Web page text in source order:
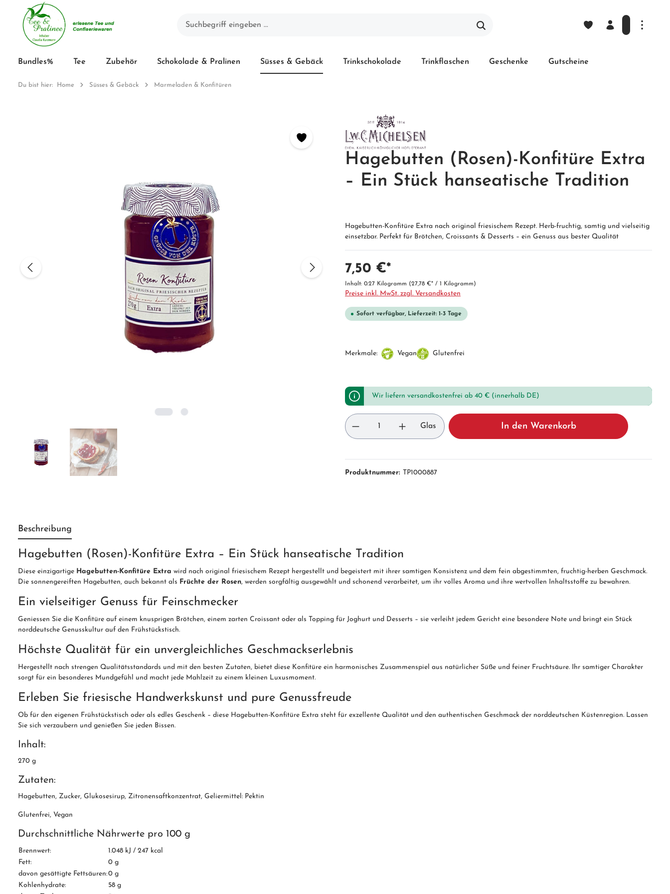
Bundles% Tee Zubehör Schokolade & Pralinen Süsses & Gebäck Trinkschokolade Trinkflaschen Geschenke Gutscheine
Du bist hier: Home Süsses & Gebäck Marmeladen & Konfitüren
Hagebutten (Rosen)-Konfitüre Extra
– Ein Stück hanseatische Tradition
Hagebutten-Konfitüre Extra nach original friesischem Rezept. Herb-fruchtig, samtig und vielseitig
einsetzbar. Perfekt für Brötchen, Croissants & Desserts – ein Genuss aus bester Qualität
7,50 €*
Inhalt: 0.27 Kilogramm (27,78 €* / 1 Kilogramm)
Preise inkl. MwSt. zzgl. Versandkosten
Sofort verfügbar, Lieferzeit: 1-3 Tage
Merkmale: Vegan Glutenfrei
Wir liefern versandkostenfrei ab 40 € (innerhalb DE)
Glas In den Warenkorb
Produktnummer: TP1000887
Beschreibung
Hagebutten (Rosen)-Konfitüre Extra – Ein Stück hanseatische Tradition
Diese einzigartige Hagebutten-Konfitüre Extra wird nach original friesischem Rezept hergestellt und begeistert mit ihrer samtigen Konsistenz und dem fein abgestimmten, fruchtig-herben Geschmack.
Die sonnengereiften Hagebutten, auch bekannt als Früchte der Rosen, werden sorgfältig ausgewählt und schonend verarbeitet, um ihr volles Aroma und ihre wertvollen Inhaltsstoffe zu bewahren.
Ein vielseitiger Genuss für Feinschmecker
Geniessen Sie die Konfitüre auf einem knusprigen Brötchen, einem zarten Croissant oder als Topping für Joghurt und Desserts – sie verleiht jedem Gericht eine besondere Note und bringt ein Stück
norddeutsche Genusskultur auf den Frühstückstisch.
Höchste Qualität für ein unvergleichliches Geschmackserlebnis
Hergestellt nach strengen Qualitätsstandards und mit den besten Zutaten, bietet diese Konfitüre ein harmonisches Zusammenspiel aus natürlicher Süße und feiner Fruchtsäure. Ihr samtiger Charakter
sorgt für ein besonderes Mundgefühl und macht jede Mahlzeit zu einem kleinen Luxusmoment.
Erleben Sie friesische Handwerkskunst und pure Genussfreude
Ob für den eigenen Frühstückstisch oder als edles Geschenk – diese Hagebutten-Konfitüre Extra steht für exzellente Qualität und den authentischen Geschmack der norddeutschen Küstenregion. Lassen
Sie sich verzaubern und genießen Sie jeden Bissen.
Inhalt:
270 g
Zutaten:
Hagebutten, Zucker, Glukosesirup, Zitronensaftkonzentrat, Geliermittel: Pektin
Glutenfrei, Vegan
Durchschnittliche Nährwerte pro 100 g
Brennwert:
1.048 kJ / 247 kcal
Fett:
0 g
davon gesättigte Fettsäuren:0 g
Kohlenhydrate:
58 g